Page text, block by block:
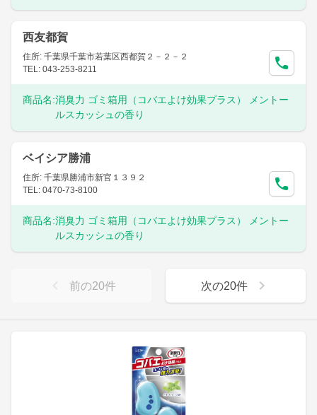
西友都賀
住所: 千葉県千葉市若葉区西都賀２－２－２
TEL: 043-253-8211
商品名:消臭力 ゴミ箱用（コバエよけ効果プラス） メントー
ルスカッシュの香り
ベイシア勝浦
住所: 千葉県勝浦市新官１３９２
TEL: 0470-73-8100
商品名:消臭力 ゴミ箱用（コバエよけ効果プラス） メントー
ルスカッシュの香り
前の20件 次の20件